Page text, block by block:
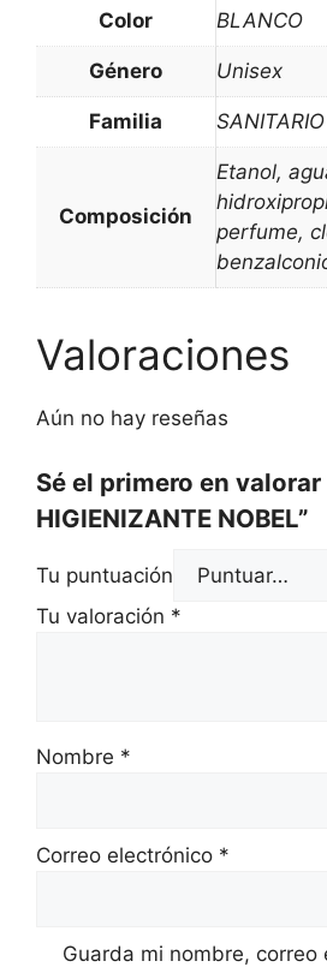
Color BLANCO
Género Unisex
Familia SANITARIO
Composición
Etanol,
perfume,
Valoraciones
Aún no hay reseñas
Sé el primero en valorar
HIGIENIZANTE NOBEL”
Tu puntuación
Tu valoración *
Nombre *
Correo electrónico *
Guarda mi nombre, correo